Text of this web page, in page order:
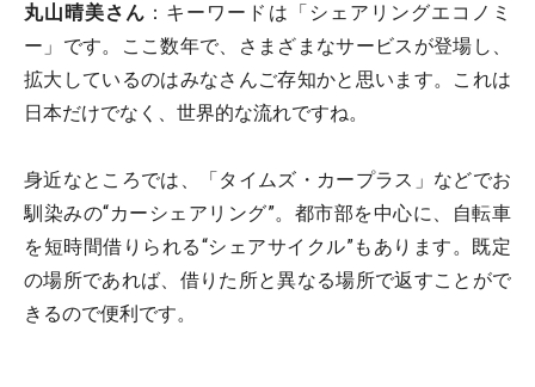
丸山晴美さん ：キーワードは「シェアリングエコノミ
ー」です。ここ数年で、さまざまなサービスが登場し、
拡大しているのはみなさんご存知かと思います。これは
日本だけでなく、世界的な流れですね。
身近なところでは、「タイムズ・カープラス」などでお
馴染みの“カーシェアリング”。都市部を中心に、自転車
を短時間借りられる“シェアサイクル”もあります。既定
の場所であれば、借りた所と異なる場所で返すことがで
きるので便利です。